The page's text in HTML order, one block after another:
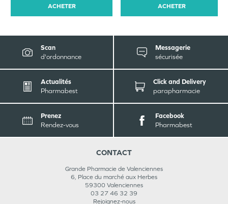
ACHETER ACHETER
Scan
d'ordonnance
Messagerie
sécurisée
Actualités
Pharmabest
Click and Delivery
parapharmacie
Prenez
Rendez-vous
Facebook
Pharmabest
CONTACT
Grande Pharmacie de Valenciennes
6, Place du marché aux Herbes
59300 Valenciennes
03 27 46 32 39
Rejoignez-nous